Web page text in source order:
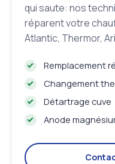
qui saute: nos
réparent votre
Atlantic, Thermor,
Remplacement
Changement
Détartrage cuve
Anode